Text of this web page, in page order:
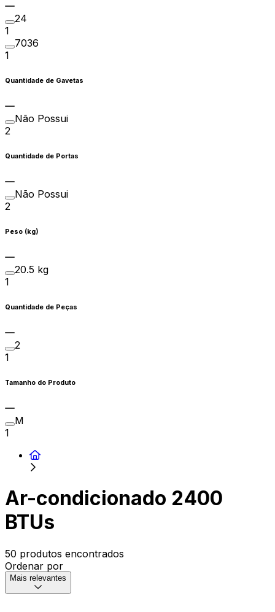
24
1
7036
1
Quantidade de Gavetas
Não Possui
2
Quantidade de Portas
Não Possui
2
Peso (kg)
20.5 kg
1
Quantidade de Peças
2
1
Tamanho do Produto
M
1
Ar-condicionado 2400
BTUs
50 produtos encontrados
Ordenar por
Mais relevantes